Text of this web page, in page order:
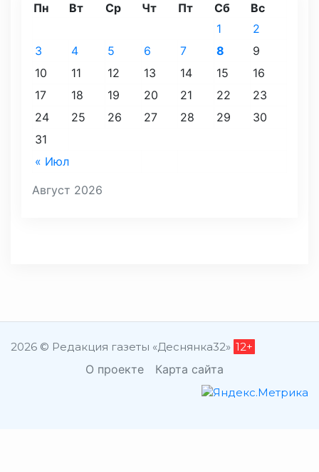
Август 2026
Пн Вт Ср Чт Пт Сб Вс
« Июл
1
2
3
4 5 6 7 8
9
10
11 12 13 14 15
16
17
18 19 20 21 22
23
24
25 26 27 28 29
30
31
2026 © Редакция газеты «Деснянка32» 12+
О проекте Карта сайта